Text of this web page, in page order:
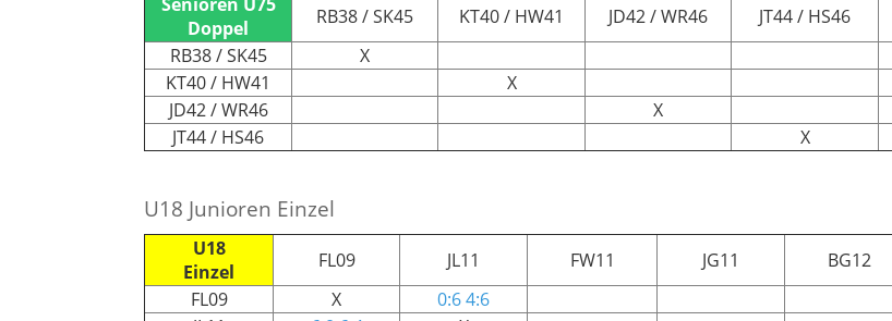
Doppel
RB38 / SK45 KT40 / HW41 JD42 / WR46 JT44 / HS46
RB38 / SK45
X
KT40 / HW41
X
JD42 / WR46
X
JT44 / HS46
X
U18 Junioren Einzel
U18
Einzel
FL09 JL11 FW11 JG11 BG12
FL09
X 0:6 4:6